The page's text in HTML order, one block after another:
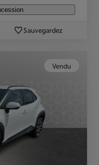
Sauvegardez
Vendu